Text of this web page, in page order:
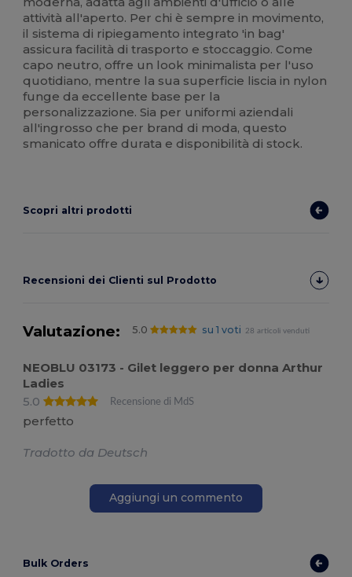
attività all'aperto. Per chi è sempre in movimento,
il sistema di ripiegamento integrato 'in bag'
assicura facilità di trasporto e stoccaggio. Come
capo neutro, offre un look minimalista per l'uso
quotidiano, mentre la sua superficie liscia in nylon
funge da eccellente base per la
personalizzazione. Sia per uniformi aziendali
all'ingrosso che per brand di moda, questo
smanicato offre durata e disponibilità di stock.
Scopri altri prodotti
Recensioni dei Clienti sul Prodotto
Valutazione: 5.0 su 1 voti 28 articoli venduti
NEOBLU 03173 - Gilet leggero per donna Arthur
Ladies
5.0
Recensione di MdS
perfetto
Tradotto da Deutsch
Aggiungi un commento
Bulk Orders